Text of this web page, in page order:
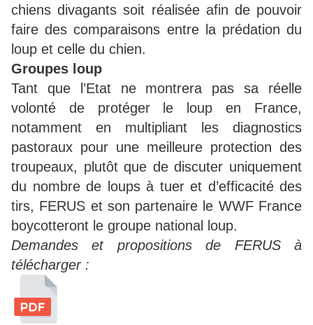
chiens divagants soit réalisée afin de pouvoir
faire des comparaisons entre la prédation du
loup et celle du chien.
Groupes loup
Tant que l’Etat ne montrera pas sa réelle
volonté de protéger le loup en France,
notamment en multipliant les diagnostics
pastoraux pour une meilleure protection des
troupeaux, plutôt que de discuter uniquement
du nombre de loups à tuer et d’efficacité des
tirs, FERUS et son partenaire le WWF France
boycotteront le groupe national loup.
Demandes et propositions de FERUS à
télécharger :